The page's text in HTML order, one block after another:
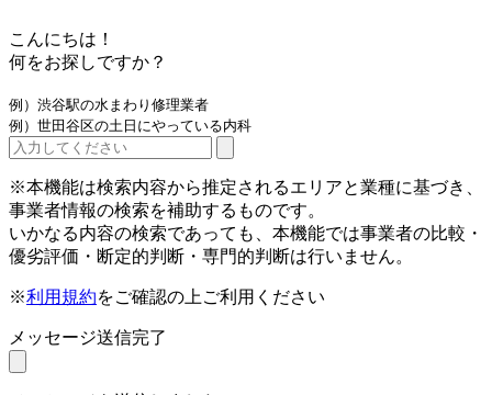
こんにちは！
何をお探しですか？
例）渋谷駅の水まわり修理業者
例）世田谷区の土日にやっている内科
※本機能は検索内容から推定されるエリアと業種に基づき、
事業者情報の検索を補助するものです。
いかなる内容の検索であっても、本機能では事業者の比較・
優劣評価・断定的判断・専門的判断は行いません。
※利用規約をご確認の上ご利用ください
メッセージ送信完了